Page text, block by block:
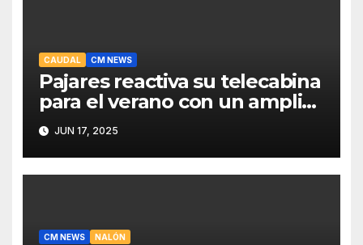
CAUDAL CM NEWS
Pajares reactiva su telecabina
para el verano con un amplio
programa de actividades
JUN 17, 2025
CM NEWS NALÓN